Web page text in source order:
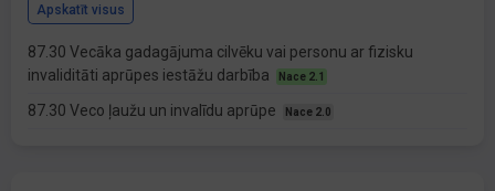
Apskatīt visus
87.30 Vecāka gadagājuma cilvēku vai personu ar fizisku
invaliditāti aprūpes iestāžu darbība
Nace 2.1
87.30 Veco ļaužu un invalīdu aprūpe Nace 2.0